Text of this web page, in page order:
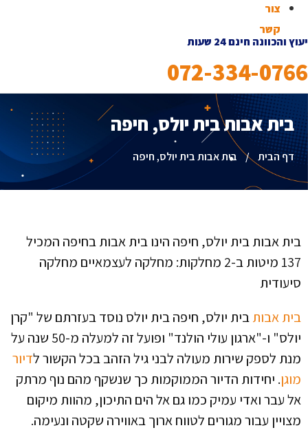
צור
קשר
יעוץ והכוונה חינם 24 שעות
072-334-0766
בית אבות בית יולס, חיפה
דף הבית / בית אבות בית יולס, חיפה
בית אבות בית יולס, חיפה הינו בית אבות בחיפה המכיל
137 מיטות ב-2 מחלקות: מחלקה לעצמאיים מחלקה
סיעודית
בית אבותבית יולס, חיפה בית יולס נוסד בעזרתם של "קרן
יולס" ו-"ארגון עולי הולנד" ופועל זה למעלה מ-50 שנה על
מנת לספק שירות מעולה לבני גיל הזהב בכל הקשור לדיור
מוגן. יחידות הדיור הממוקמות כך שנשקף מהם נוף מרתק
אל עבר ואדי עמיק כמו גם אל הים התיכון, מהוות מיקום
מצויין עבור מגורים לטווח ארוך באווירה שקטה ונעימה.